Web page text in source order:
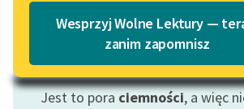
Lektury szkolne i klasyka
literatury do słuchania dla
uczennic i uczniów z
niepełnosprawnościami
Wesprzyj Wolne Lektury —
zanim zapomnisz
Motyw: Noc
Jest to pora ciemności, a więc